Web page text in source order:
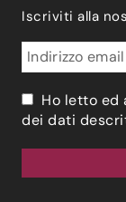
Iscriviti alla
Ho letto
dei dati